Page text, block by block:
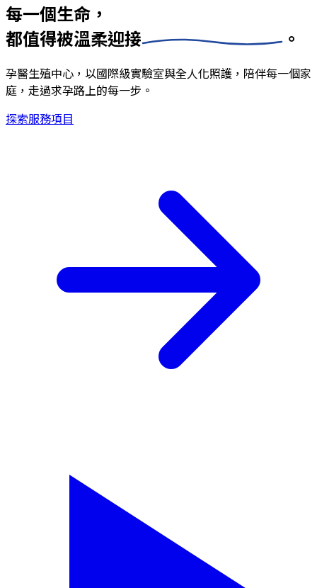
每一個生命，
都值得被溫柔迎接 。
孕醫生殖中心，以國際級實驗室與全人化照護，陪伴每一個家
庭，走過求孕路上的每一步。
探索服務項目